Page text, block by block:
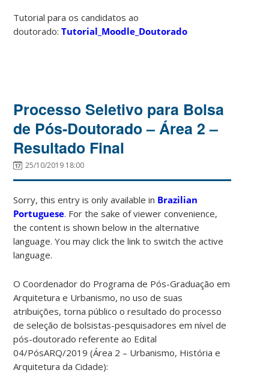
Tutorial para os candidatos ao
doutorado:Tutorial_Moodle_Doutorado
Processo Seletivo para Bolsa
de Pós-Doutorado – Área 2 –
Resultado Final
25/10/2019 18:00
Sorry, this entry is only available in Brazilian
Portuguese. For the sake of viewer convenience,
the content is shown below in the alternative
language. You may click the link to switch the active
language.
O Coordenador do Programa de Pós-Graduação em
Arquitetura e Urbanismo, no uso de suas
atribuições, torna público o resultado do processo
de seleção de bolsistas-pesquisadores em nível de
pós-doutorado referente ao Edital
04/PósARQ/2019 (Área 2 – Urbanismo, História e
Arquitetura da Cidade):